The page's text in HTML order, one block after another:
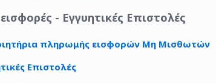
- Εγγυητικές Επιστολές
πληρωμής εισφορών Μη Μισθωτών
Επιστολές